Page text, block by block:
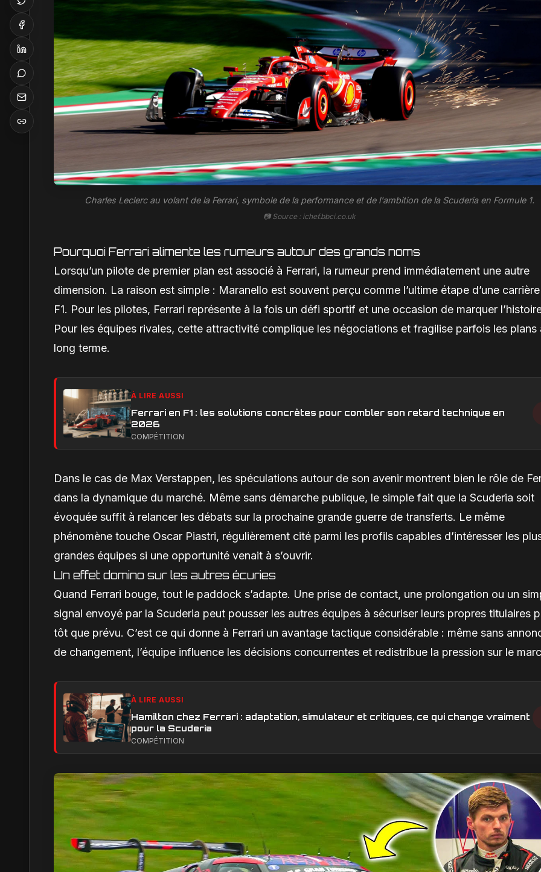
Charles Leclerc au volant de la Ferrari, symbole de la performance et de l'ambition de la Scuderia en Formule 1.
📷 Source : ichef.bbci.co.uk
Pourquoi Ferrari alimente les rumeurs autour des grands noms
Lorsqu’un pilote de premier plan est associé à Ferrari, la rumeur prend immédiatement une autre
dimension. La raison est simple : Maranello est souvent perçu comme l’ultime étape d’une
F1. Pour les pilotes, Ferrari représente à la fois un défi sportif et une occasion de marquer
Pour les équipes rivales, cette attractivité complique les négociations et fragilise parfois les plans
long terme.
À LIRE AUSSI
Ferrari en F1 : les solutions concrètes pour combler son retard technique en
2026
COMPÉTITION
Dans le cas de Max Verstappen, les spéculations autour de son avenir montrent bien le rôle de
dans la dynamique du marché. Même sans démarche publique, le simple fait que la Scuderia soit
évoquée suffit à relancer les débats sur la prochaine grande guerre de transferts. Le même
phénomène touche Oscar Piastri, régulièrement cité parmi les profils capables d’intéresser les
grandes équipes si une opportunité venait à s’ouvrir.
Un effet domino sur les autres écuries
Quand Ferrari bouge, tout le paddock s’adapte. Une prise de contact, une prolongation ou un
signal envoyé par la Scuderia peut pousser les autres équipes à sécuriser leurs propres titulaires
tôt que prévu. C’est ce qui donne à Ferrari un avantage tactique considérable : même sans
de changement, l’équipe influence les décisions concurrentes et redistribue la pression sur le
À LIRE AUSSI
Hamilton chez Ferrari : adaptation, simulateur et critiques, ce qui change vraiment
pour la Scuderia
COMPÉTITION